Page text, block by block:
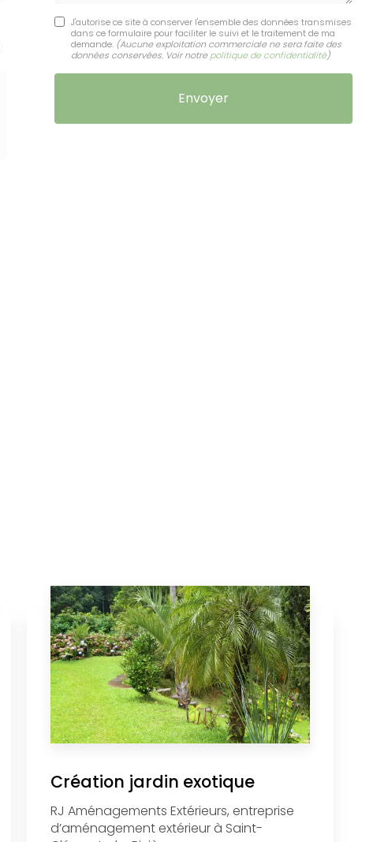
J'autorise ce site à conserver l'ensemble des données transmises
dans ce formulaire pour faciliter le suivi et le traitement de ma
demande. (Aucune exploitation commerciale ne sera faite des
données conservées. Voir notre politique de confidentialité)
Création jardin exotique
RJ Aménagements Extérieurs, entreprise
d’aménagement extérieur à Saint-